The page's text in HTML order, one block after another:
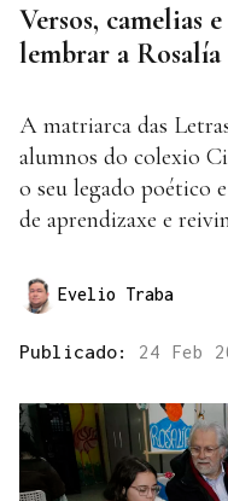
Versos, camelias
lembrar a Rosalía
A matriarca das
alumnos do colexio
o seu legado poético
de aprendizaxe e
Evelio Traba
Publicado: 24 Feb